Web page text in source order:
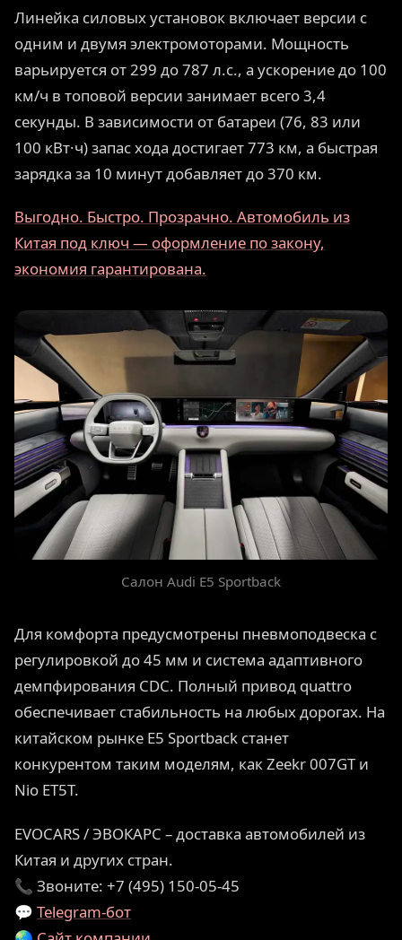
Линейка силовых установок включает версии с
одним и двумя электромоторами. Мощность
варьируется от 299 до 787 л.с., а ускорение до 100
км/ч в топовой версии занимает всего 3,4
секунды. В зависимости от батареи (76, 83 или
100 кВт·ч) запас хода достигает 773 км, а быстрая
зарядка за 10 минут добавляет до 370 км.
Выгодно. Быстро. Прозрачно. Автомобиль из
Китая под ключ — оформление по закону,
экономия гарантирована.
Салон Audi E5 Sportback
Для комфорта предусмотрены пневмоподвеска с
регулировкой до 45 мм и система адаптивного
демпфирования CDC. Полный привод quattro
обеспечивает стабильность на любых дорогах. На
китайском рынке E5 Sportback станет
конкурентом таким моделям, как Zeekr 007GT и
Nio ET5T.
EVOCARS / ЭВОКАРС – доставка автомобилей из
Китая и других стран.
📞 Звоните: +7 (495) 150-05-45
💬 Telegram-бот